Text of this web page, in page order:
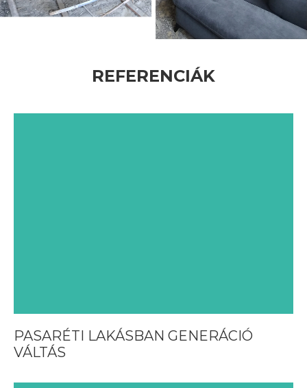
REFERENCIÁK
PASARÉTI LAKÁSBAN GENERÁCIÓ
VÁLTÁS